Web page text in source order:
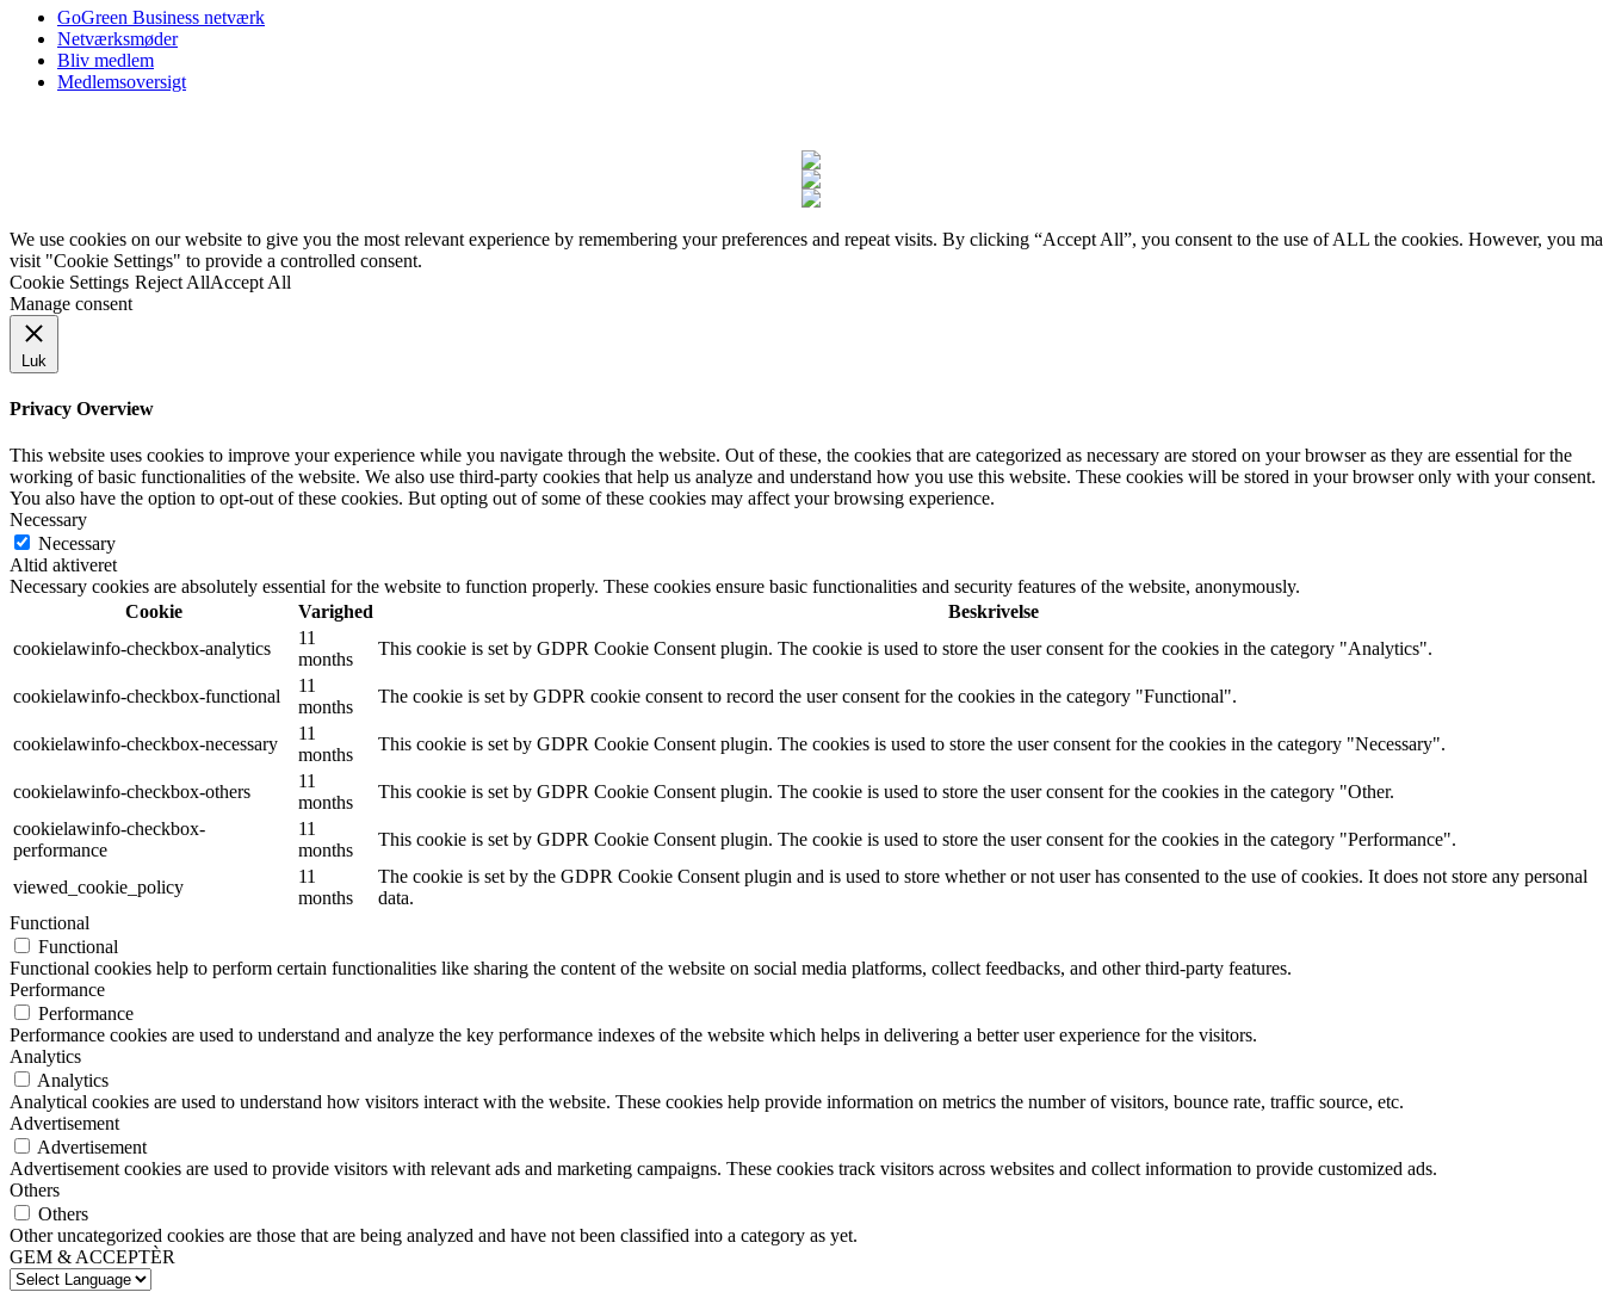
GoGreen Business netværk
Netværksmøder
Bliv medlem
Medlemsoversigt
We use cookies on our website to give you the most relevant experience by remembering your preferences and repeat visits. By clicking “Accept All”, you consent to the use of ALL the cookies. However, you
visit "Cookie Settings" to provide a controlled consent.
Cookie Settings Reject AllAccept All
Manage consent
Luk
Privacy Overview
This website uses cookies to improve your experience while you navigate through the website. Out of these, the cookies that are categorized as necessary are stored on your browser as they are essential for the
working of basic functionalities of the website. We also use third-party cookies that help us analyze and understand how you use this website. These cookies will be stored in your browser only with your consent.
You also have the option to opt-out of these cookies. But opting out of some of these cookies may affect your browsing experience.
Necessary
Necessary
Altid aktiveret
Necessary cookies are absolutely essential for the website to function properly. These cookies ensure basic functionalities and security features of the website, anonymously.
Cookie
Varighed
Beskrivelse
cookielawinfo-checkbox-analytics
11
months
This cookie is set by GDPR Cookie Consent plugin. The cookie is used to store the user consent for the cookies in the category "Analytics".
cookielawinfo-checkbox-functional
11
months
The cookie is set by GDPR cookie consent to record the user consent for the cookies in the category "Functional".
cookielawinfo-checkbox-necessary
11
months
This cookie is set by GDPR Cookie Consent plugin. The cookies is used to store the user consent for the cookies in the category "Necessary".
cookielawinfo-checkbox-others
11
months
This cookie is set by GDPR Cookie Consent plugin. The cookie is used to store the user consent for the cookies in the category "Other.
cookielawinfo-checkbox-
performance
11
months
This cookie is set by GDPR Cookie Consent plugin. The cookie is used to store the user consent for the cookies in the category "Performance".
viewed_cookie_policy
11
months
The cookie is set by the GDPR Cookie Consent plugin and is used to store whether or not user has consented to the use of cookies. It does not store any personal
data.
Functional
Functional
Functional cookies help to perform certain functionalities like sharing the content of the website on social media platforms, collect feedbacks, and other third-party features.
Performance
Performance
Performance cookies are used to understand and analyze the key performance indexes of the website which helps in delivering a better user experience for the visitors.
Analytics
Analytics
Analytical cookies are used to understand how visitors interact with the website. These cookies help provide information on metrics the number of visitors, bounce rate, traffic source, etc.
Advertisement
Advertisement
Advertisement cookies are used to provide visitors with relevant ads and marketing campaigns. These cookies track visitors across websites and collect information to provide customized ads.
Others
Others
Other uncategorized cookies are those that are being analyzed and have not been classified into a category as yet.
GEM & ACCEPTÈR